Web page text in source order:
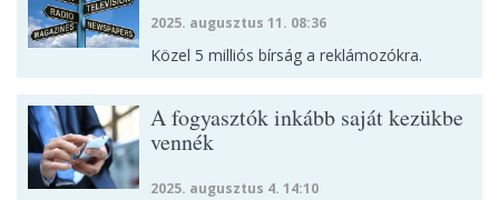
2025. augusztus 11. 08:36
Közel 5 milliós bírság a reklámozókra.
A fogyasztók inkább saját kezükbe
vennék
2025. augusztus 4. 14:10